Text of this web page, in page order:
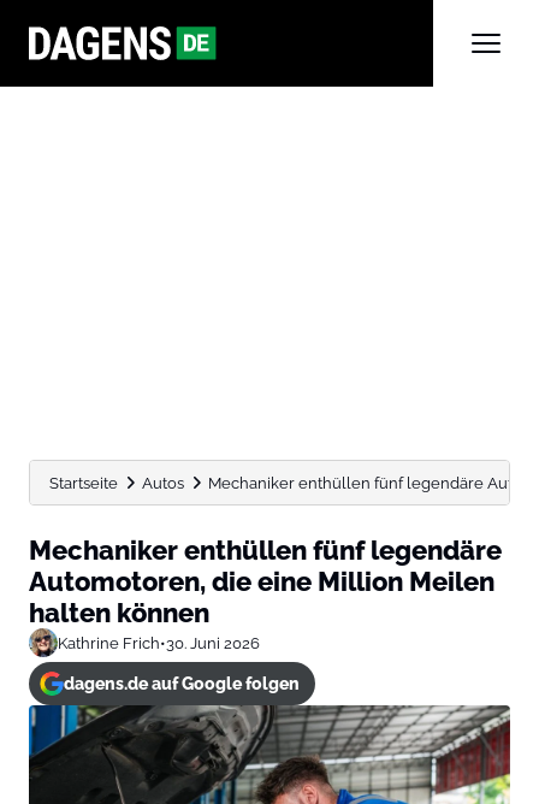
Startseite Autos Mechaniker enthüllen fünf legendäre
Mechaniker enthüllen fünf legendäre
Automotoren, die eine Million Meilen
halten können
Kathrine Frich•30. Juni 2026
dagens.de auf Google folgen